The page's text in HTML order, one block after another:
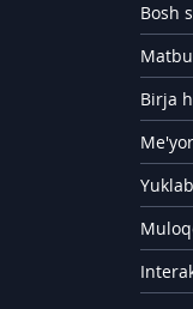
Bosh
Birja